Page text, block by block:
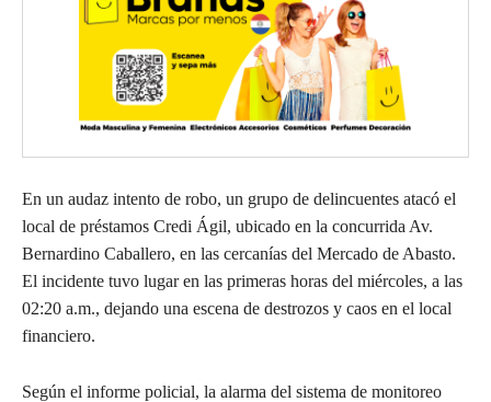
En un audaz intento de robo, un grupo de delincuentes atacó el
local de préstamos Credi Ágil, ubicado en la concurrida Av.
Bernardino Caballero, en las cercanías del Mercado de Abasto.
El incidente tuvo lugar en las primeras horas del miércoles, a las
02:20 a.m., dejando una escena de destrozos y caos en el local
financiero.
Según el informe policial, la alarma del sistema de monitoreo